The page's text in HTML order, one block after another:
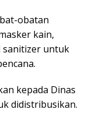
obatan
kain,
sanitizer untuk
kepada Dinas
didistribusikan.